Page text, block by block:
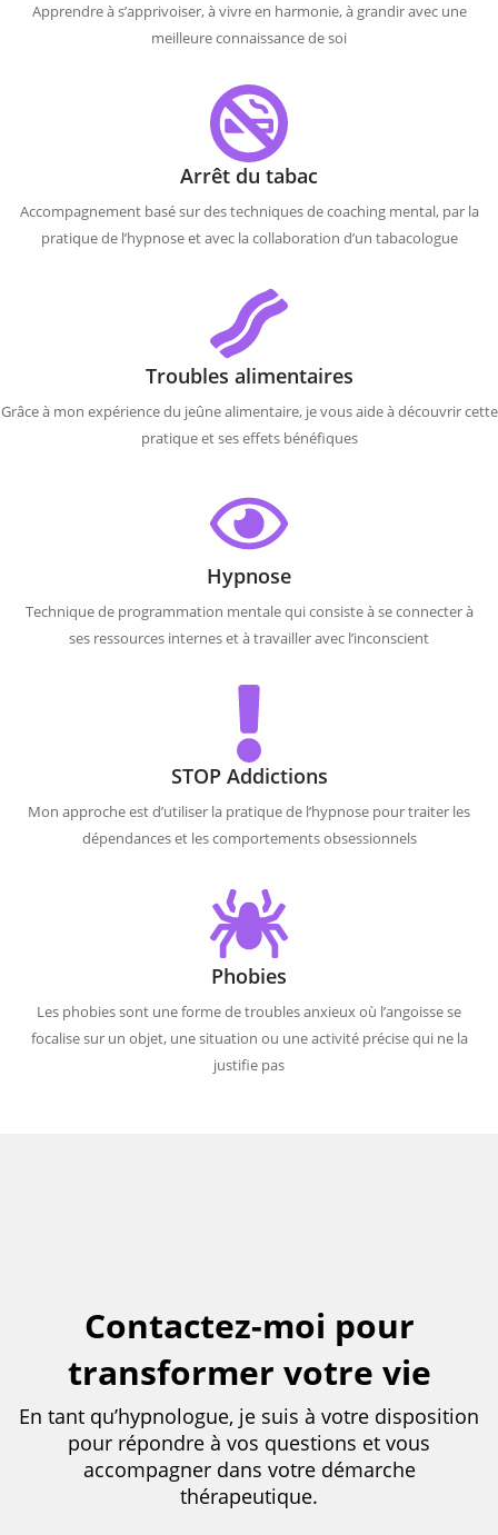
Apprendre à s’apprivoiser, à vivre en harmonie, à grandir avec une
meilleure connaissance de soi
Arrêt du tabac
Accompagnement basé sur des techniques de coaching mental, par la
pratique de l’hypnose et avec la collaboration d’un tabacologue
Troubles alimentaires
Grâce à mon expérience du jeûne alimentaire, je vous aide à découvrir cette
pratique et ses effets bénéfiques
Hypnose
Technique de programmation mentale qui consiste à se connecter à
ses ressources internes et à travailler avec l’inconscient
STOP Addictions
Mon approche est d’utiliser la pratique de l’hypnose pour traiter les
dépendances et les comportements obsessionnels
Phobies
Les phobies sont une forme de troubles anxieux où l’angoisse se
focalise sur un objet, une situation ou une activité précise qui ne la
justifie pas
Contactez-moi pour
transformer votre vie
En tant qu’hypnologue, je suis à votre disposition
pour répondre à vos questions et vous
accompagner dans votre démarche
thérapeutique.